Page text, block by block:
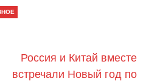
Россия и Китай вместе
встречали Новый год по